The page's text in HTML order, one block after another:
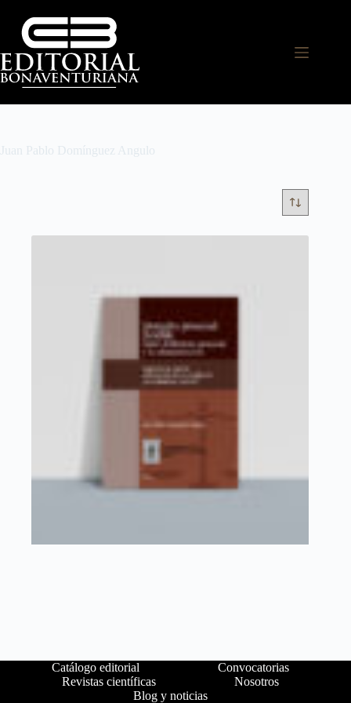
Juan Pablo Domínguez Angulo
Catálogo editorial
Convocatorias
Revistas científicas
Nosotros
Blog y noticias